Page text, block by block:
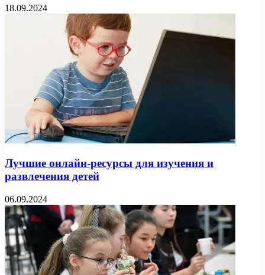
18.09.2024
Лучшие онлайн-ресурсы для изучения и
развлечения детей
06.09.2024